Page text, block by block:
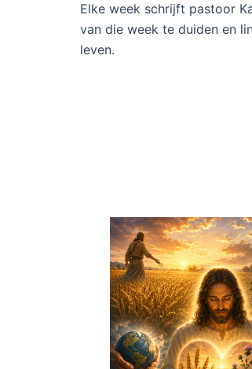
Elke week schrijft pastoor
van die week te duiden en
leven.